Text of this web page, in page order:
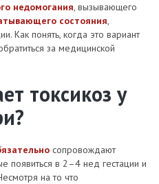
недомогания, вызывающего
состояния,
Как понять, когда это вариант
за медицинской
токсикоз у
сопровождают
появиться в 2–4 нед гестации и
на то что